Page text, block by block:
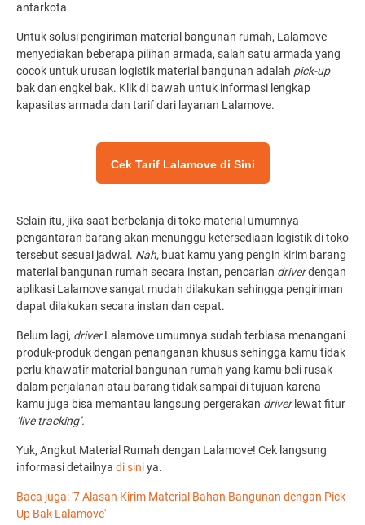
antarkota.
Untuksolusi pengiriman material bangunan rumah, Lalamove
menyediakan beberapa pilihan armada, salah satu armada yang
cocok untuk urusan logistik material bangunan adalah pick-up
bak dan engkel bak. Klik di bawah untuk informasi lengkap
kapasitas armada dan tarif dari layanan Lalamove.
Cek Tarif Lalamove di Sini
Selain itu, jika saat berbelanja di toko material umumnya
pengantaran barang akan menunggu ketersediaan logistik di toko
tersebut sesuai jadwal. Nah, buat kamu yang pengin kirim barang
material bangunan rumah secara instan, pencarian driverdengan
aplikasi Lalamove sangat mudah dilakukan sehingga pengiriman
dapat dilakukan secara instan dan cepat.
Belum lagi, driverLalamove umumnya sudah terbiasa menangani
produk-produk dengan penanganan khusus sehingga kamu tidak
perlu khawatir material bangunan rumah yang kamu beli rusak
dalam perjalanan atau barang tidak sampai di tujuan karena
kamu juga bisa memantau langsung pergerakan driverlewat fitur
‘live tracking’.
Yuk, Angkut Material Rumah dengan Lalamove! Cek langsung
informasi detailnya di siniya.
Baca juga: '7 Alasan Kirim Material Bahan Bangunan dengan Pick
Up Bak Lalamove'